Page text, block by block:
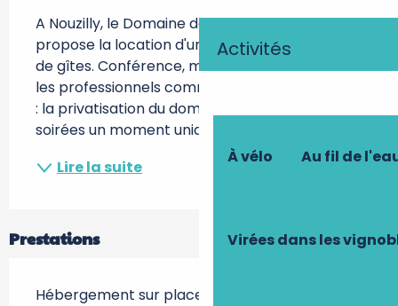
Activités
À vélo Au fil de
Virées dans les
A Nouzilly, le Domaine de la Galinière vous
propose la location d'une salle de réception et
de gîtes. Conférence, mariage, séminaire, pour
les professionnels comme pour les particuliers
: la privatisation du domaine fera de vos
soirées un moment unique.
Lire la suite
Prestations
Hébergement sur place